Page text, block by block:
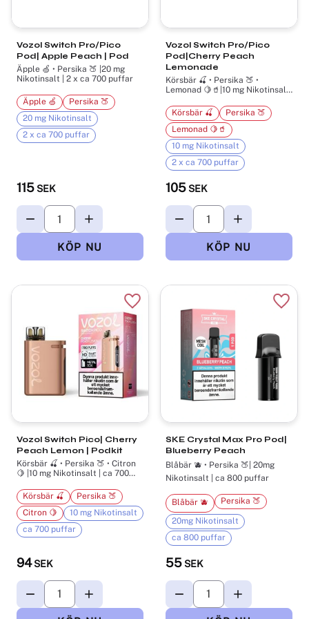
Vozol Switch Pro/Pico
Pod| Apple Peach | Pod
Äpple 🍏 • Persika 🍑 |20 mg
Nikotinsalt | 2 x ca 700 puffar
115 SEK
Äpple 🍏
Persika 🍑
20 mg Nikotinsalt
2 x ca 700 puffar
Vozol Switch Pro/Pico
Pod|Cherry Peach
Lemonade
Körsbär 🍒 • Persika 🍑 •
Lemonad 🍋🥤|10 mg Nikotinsalt
105 SEK
Körsbär 🍒
Persika 🍑
Lemonad 🍋🥤
10 mg Nikotinsalt
2 x ca 700 puffar
Vozol Switch Pico| Cherry
Peach Lemon | Podkit
Körsbär 🍒 • Persika 🍑 • Citron
🍋 |10 mg Nikotinsalt | ca 700
94SEK
Körsbär 🍒
Persika 🍑
Citron 🍋
10 mg Nikotinsalt
ca 700 puffar
Lägg till i favoriter
SKE Crystal Max Pro Pod|
Blueberry Peach
Blåbär 🫐 • Persika 🍑| 20mg
Nikotinsalt | ca 800 puffar
55 SEK
Blåbär 🫐 Persika 🍑
20mg Nikotinsalt
ca 800 puffar